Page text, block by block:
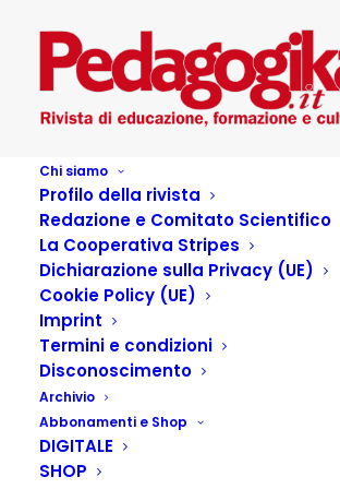
Chi siamo
Profilo della rivista
Redazione e Comitato Scientifico
La Cooperativa Stripes
Dichiarazione sulla Privacy (UE)
Cookie Policy (UE)
Imprint
Termini e condizioni
Disconoscimento
Archivio
Abbonamenti e Shop
DIGITALE
SHOP
Adolescenza
EMOZIONANDO(SI) EDUCA
TELLATIN
L’ “età incerta” è difficile sia per i genitori